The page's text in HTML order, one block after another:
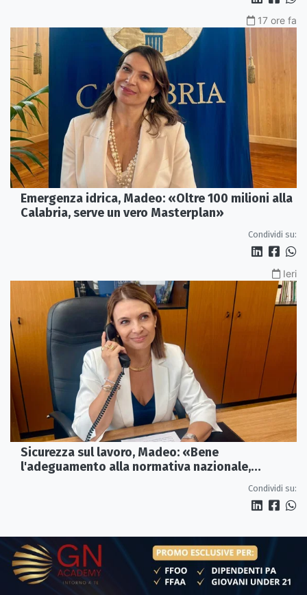
17 ore fa
Emergenza idrica, Madeo: «Oltre 100 milioni alla
Calabria, serve un vero Masterplan»
Condividi su:
Ieri
Sicurezza sul lavoro, Madeo: «Bene
l'adeguamento alla normativa nazionale,
Condividi su: